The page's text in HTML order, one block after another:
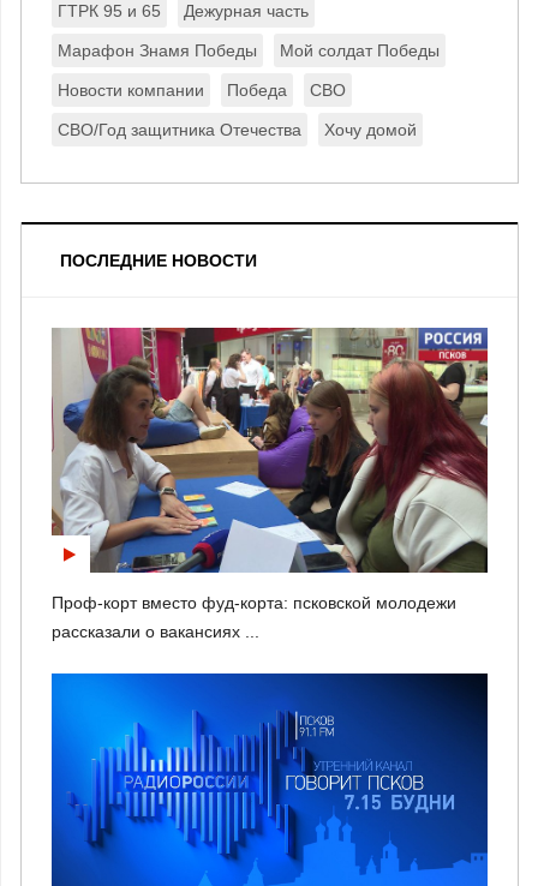
ГТРК 95 и 65 Дежурная часть
Марафон Знамя Победы Мой солдат Победы
Новости компании Победа СВО
СВО/Год защитника Отечества Хочу домой
ПОСЛЕДНИЕ НОВОСТИ
Проф-корт вместо фуд-корта: псковской молодежи
рассказали о вакансиях ...